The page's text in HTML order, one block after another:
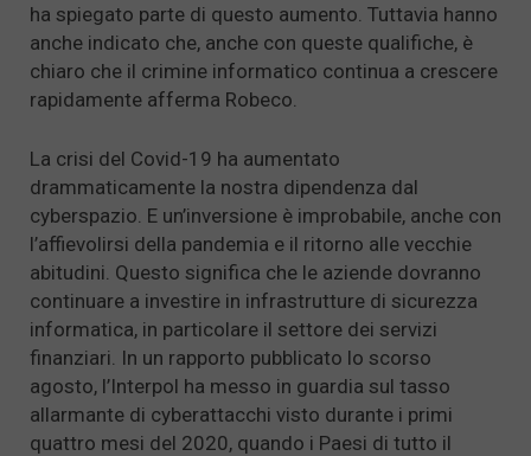
ha spiegato parte di questo aumento. Tuttavia hanno
anche indicato che, anche con queste qualifiche, è
chiaro che il crimine informatico continua a crescere
rapidamente afferma Robeco.
La crisi del Covid-19 ha aumentato
drammaticamente la nostra dipendenza dal
cyberspazio. E un’inversione è improbabile, anche con
l’affievolirsi della pandemia e il ritorno alle vecchie
abitudini. Questo significa che le aziende dovranno
continuare a investire in infrastrutture di sicurezza
informatica, in particolare il settore dei servizi
finanziari. In un rapporto pubblicato lo scorso
agosto, l’Interpol ha messo in guardia sul tasso
allarmante di cyberattacchi visto durante i primi
quattro mesi del 2020, quando i Paesi di tutto il